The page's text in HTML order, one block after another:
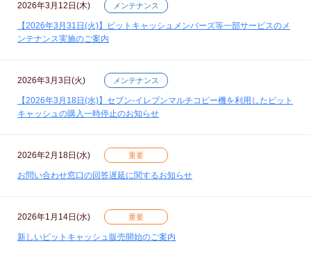
2026年3月12日(木) メンテナンス
【2026年3月31日(火)】ビットキャッシュメンバーズ等一部サービスのメ
ンテナンス実施のご案内
2026年3月3日(火) メンテナンス
【2026年3月18日(水)】セブン‐イレブンマルチコピー機を利用したビット
キャッシュの購入一時停止のお知らせ
2026年2月18日(水) 重要
お問い合わせ窓口の回答遅延に関するお知らせ
2026年1月14日(水) 重要
新しいビットキャッシュ販売開始のご案内